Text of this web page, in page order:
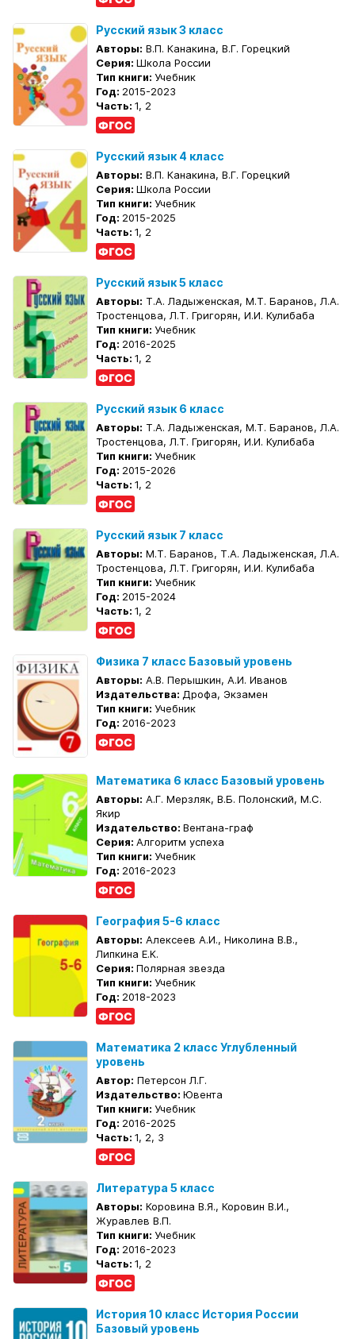
Русский язык 3 класс
Авторы: В.П. Канакина, В.Г. Горецкий
Серия: Школа России
Тип книги: Учебник
Год: 2015-2023
Часть: 1, 2
Русский язык 4 класс
Авторы: В.П. Канакина, В.Г. Горецкий
Серия: Школа России
Тип книги: Учебник
Год: 2015-2025
Часть: 1, 2
Русский язык 5 класс
Авторы: Т.А. Ладыженская, М.Т. Баранов, Л.А.
Тростенцова, Л.Т. Григорян, И.И. Кулибаба
Тип книги: Учебник
Год: 2016-2025
Часть: 1, 2
Русский язык 6 класс
Авторы: Т.А. Ладыженская, М.Т. Баранов, Л.А.
Тростенцова, Л.Т. Григорян, И.И. Кулибаба
Тип книги: Учебник
Год: 2015-2026
Часть: 1, 2
Русский язык 7 класс
Авторы: М.Т. Баранов, Т.А. Ладыженская, Л.А.
Тростенцова, Л.Т. Григорян, И.И. Кулибаба
Тип книги: Учебник
Год: 2015-2024
Часть: 1, 2
Физика 7 класс Базовый уровень
Авторы: А.В. Перышкин, А.И. Иванов
Издательства: Дрофа, Экзамен
Тип книги: Учебник
Год: 2016-2023
Математика 6 класс Базовый уровень
Авторы: А.Г. Мерзляк, В.Б. Полонский, М.С.
Якир
Издательство: Вентана-граф
Серия: Алгоритм успеха
Тип книги: Учебник
Год: 2016-2023
География 5-6 класс
Авторы: Алексеев А.И., Николина В.В.,
Липкина Е.К.
Серия: Полярная звезда
Тип книги: Учебник
Год: 2018-2023
Математика 2 класс Углубленный
уровень
Автор: Петерсон Л.Г.
Издательство: Ювента
Тип книги: Учебник
Год: 2016-2025
Часть: 1, 2, 3
Литература 5 класс
Авторы: Коровина В.Я., Коровин В.И.,
Журавлев В.П.
Тип книги: Учебник
Год: 2016-2023
Часть: 1, 2
История 10 класс История России
Базовый уровень